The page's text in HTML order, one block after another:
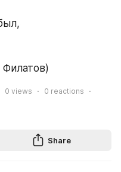
0 views 0 reactions
Share